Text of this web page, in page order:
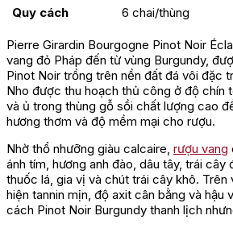
Quy cách
6 chai/thùng
Pierre Girardin Bourgogne Pinot Noir
vang đỏ Pháp đến từ vùng Burgundy,
Pinot Noir trồng trên nền đất đá vôi đặc
Nho được thu hoạch thủ công ở độ chín
và ủ trong thùng gỗ sồi chất lượng cao
hương thơm và độ mềm mại cho rượu.
Nhờ thổ nhưỡng giàu calcaire, rượu vang
ánh tím, hương anh đào, dâu tây, trái cây
thuốc lá, gia vị và chút trái cây khô. Trên
hiện tannin mịn, độ axit cân bằng và hậu
cách Pinot Noir Burgundy thanh lịch